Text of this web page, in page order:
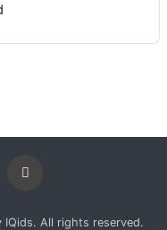
All rights reserved.